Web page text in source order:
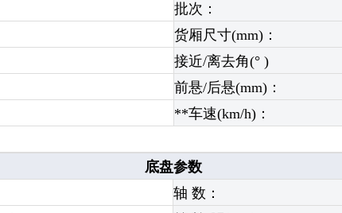
批次：
货厢尺寸(mm)：
接近/离去角(° )
前悬/后悬(mm)：
**车速(km/h)：
底盘参数
轴 数：